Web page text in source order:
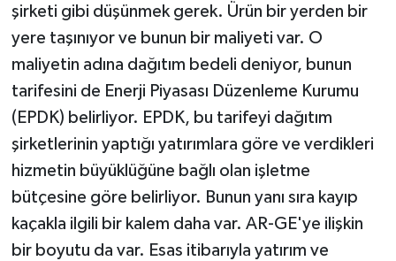
şirketi gibi düşünmek gerek. Ürün bir yerden bir
yere taşınıyor ve bunun bir maliyeti var. O
maliyetin adına dağıtım bedeli deniyor, bunun
tarifesini de Enerji Piyasası Düzenleme Kurumu
(EPDK) belirliyor. EPDK, bu tarifeyi dağıtım
şirketlerinin yaptığı yatırımlara göre ve verdikleri
hizmetin büyüklüğüne bağlı olan işletme
bütçesine göre belirliyor. Bunun yanı sıra kayıp
kaçakla ilgili bir kalem daha var. AR-GE'ye ilişkin
bir boyutu da var. Esas itibarıyla yatırım ve